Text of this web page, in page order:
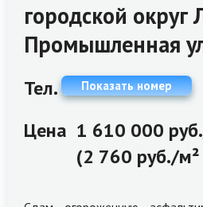
городской
Промышленная
Тел. Показать номер
Цена 1 610 000
(2 760 руб./м²